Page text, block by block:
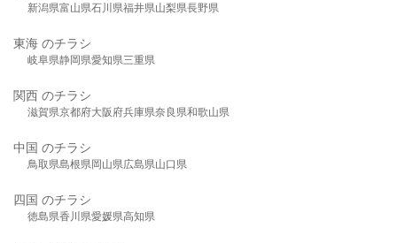
新潟県富山県石川県福井県山梨県長野県
東海 のチラシ
岐阜県静岡県愛知県三重県
関西 のチラシ
滋賀県京都府大阪府兵庫県奈良県和歌山県
中国 のチラシ
鳥取県島根県岡山県広島県山口県
四国 のチラシ
徳島県香川県愛媛県高知県